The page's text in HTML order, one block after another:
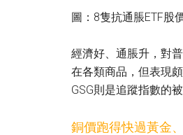
圖：8隻抗通脹ETF股
經濟好、通脹升，對
在各類商品，但表現
GSG則是追蹤指數的
銅價跑得快過黃金